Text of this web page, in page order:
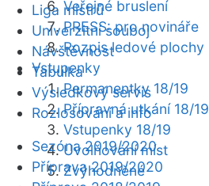
Veřejné bruslení
PRESS: pro novináře
Rozpis ledové plochy
Vstupenky
Permanentky 18/19
Přípravná utkání 18/19
Vstupenky 18/19
Uvolňování míst
Zvýhodněné
Liga mistrů
Univerzitní souboj
Návštěvnost
Tabulka
Výsledkový servis
Rozlosování a info
Sezóna 2019/2020
Příprava 2019/2020